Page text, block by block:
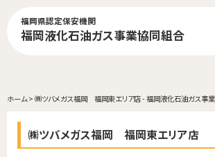
福岡県認定保安機関
福岡液化石油ガス事業協同組合
ホーム > ㈱ツバメガス福岡 福岡東エリア店 - 福岡液化石油ガス事
㈱ツバメガス福岡 福岡東エリア店